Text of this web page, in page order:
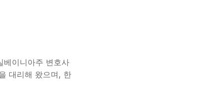
베이니아주 변호사
대리해 왔으며, 한